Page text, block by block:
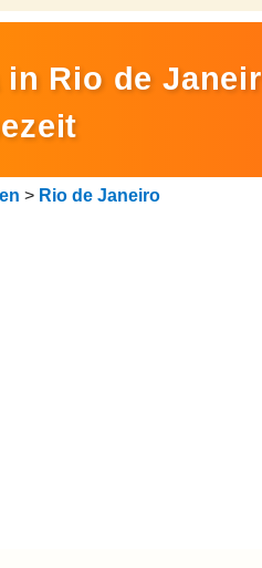
Rio de
> Rio de Janeiro